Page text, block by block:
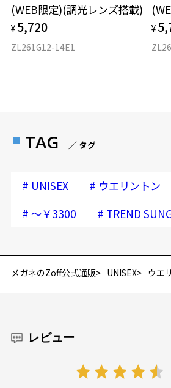
お気に入りに追加済
(WEB限定)(調光レンズ搭載)
¥ 5,720
ZL261G12-14E1
¥
TAG ／ タグ
# UNISEX # ウエリントン
# ～￥3300 # TREND
メガネのZoff公式通販 UNISEX ウエ
レビュー